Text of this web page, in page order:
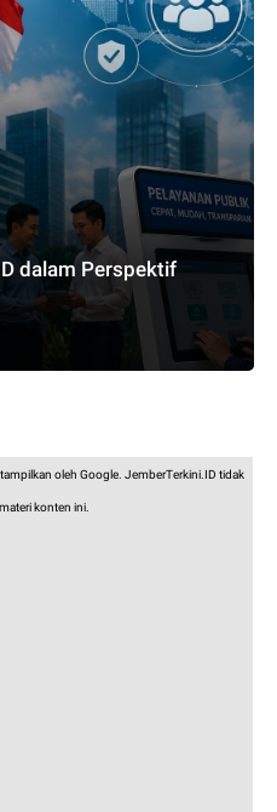
dalam Perspektif
oleh Google. JemberTerkini.ID tidak
konten ini.